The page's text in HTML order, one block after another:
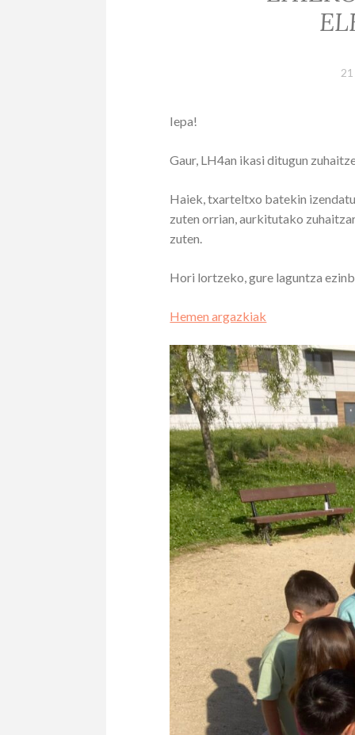
Iepa!
Gaur, LH4an ikasi ditugun
Haiek, txarteltxo batekin
zuten orrian, aurkitutako
zuten.
Hori lortzeko, gure laguntza
Hemen argazkiak